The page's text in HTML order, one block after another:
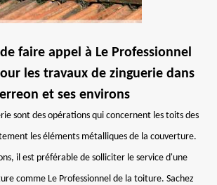
faire appel à Le Professionnel
les travaux de zinguerie dans
et ses environs
sont des opérations qui concernent les toits des
les éléments métalliques de la couverture.
il est préférable de solliciter le service d'une
comme Le Professionnel de la toiture. Sachez